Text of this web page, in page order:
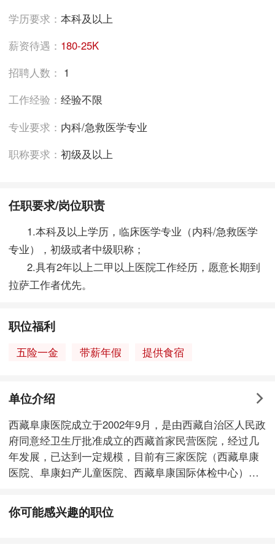
学历要求：本科及以上
薪资待遇： 180-25K
招聘人数： 1
工作经验：经验不限
专业要求： 内科/急救医学专业
职称要求：初级及以上
任职要求/岗位职责
1.本科及以上学历，临床医学专业（内科/急救医学
专业），初级或者中级职称；
2.具有2年以上二甲以上医院工作经历，愿意长期到
拉萨工作者优先。
职位福利
五险一金 带薪年假 提供食宿
单位介绍
西藏阜康医院成立于2002年9月，是由西藏自治区人民政
府同意经卫生厅批准成立的西藏首家民营医院，经过几
年发展，已达到一定规模，目前有三家医院（西藏阜康
医院、阜康妇产儿童医院、西藏阜康国际体检中心），
药科技有限公司，西藏阜康心脑血管医院暨阜康体检中
心）。 2005年4月28日正式营业。医院位于拉萨市中
你可能感兴趣的职位